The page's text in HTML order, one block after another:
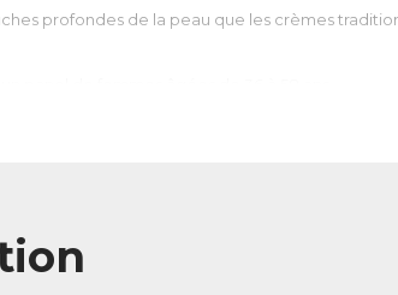
profondes de la peau que les crèmes
une charpente, et l’hypoderme, qui est rattaché